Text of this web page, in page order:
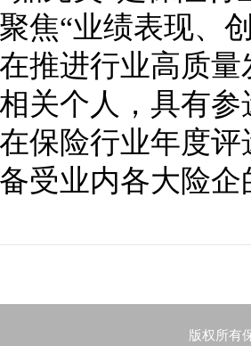
焦“业绩表现、
推进行业高质
关个人，具有
保险行业年度
受业内各大险
版权所有